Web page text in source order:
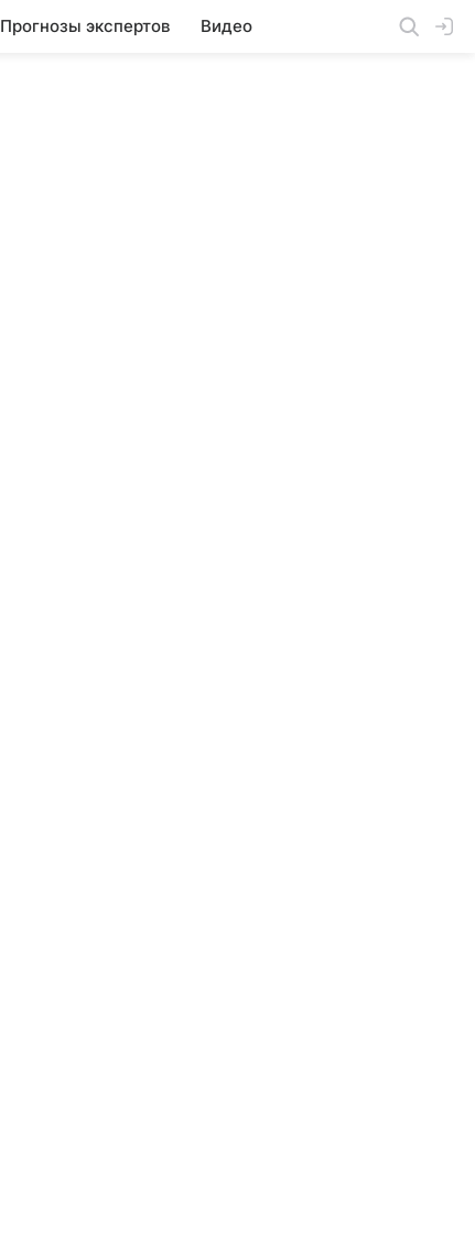
Прогнозы экспертов Видео